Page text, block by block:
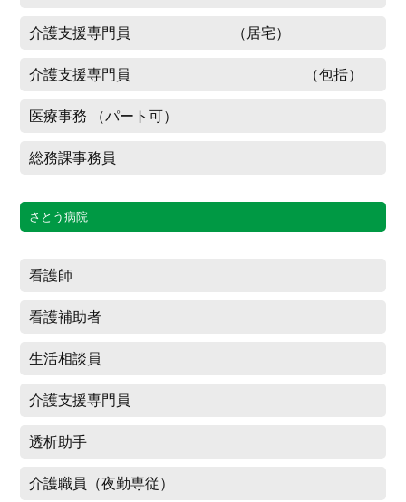
介護支援専門員 （居宅）
介護支援専門員 （包括）
医療事務 （パート可）
総務課事務員
さとう病院
看護師
看護補助者
生活相談員
介護支援専門員
透析助手
介護職員（夜勤専従）